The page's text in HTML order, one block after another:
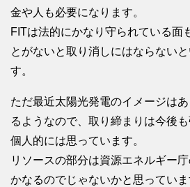
金や人も必要になります。
FITは法的にかなり守られている面
とがないと取り消しにはならない
す。
ただ最近太陽光発電のイメージは
るようなので、取り締まりは今後
個人的には思っています。
リソースの部分は資源エネルギー
かなるのでじゃないかと思っていま